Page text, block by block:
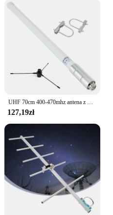
UHF 70cm 400-470mhz antena z włókna szklanego GMRS antena podstawowa z zestawem anteny samolotowej uziemiającej dla śmigła Radio Repeater mobilny nadajnik-odbiornik
127,19zł